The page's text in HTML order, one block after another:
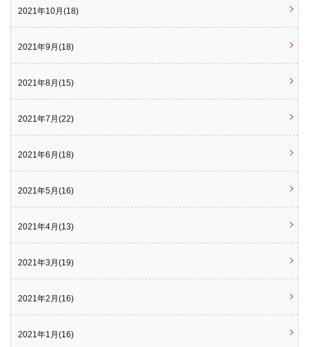
2021年10月(18)
2021年9月(18)
2021年8月(15)
2021年7月(22)
2021年6月(18)
2021年5月(16)
2021年4月(13)
2021年3月(19)
2021年2月(16)
2021年1月(16)